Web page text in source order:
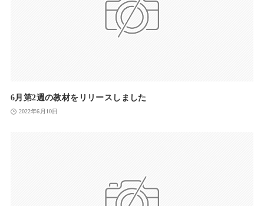
6月第2週の教材をリリースしました
2022年6月10日